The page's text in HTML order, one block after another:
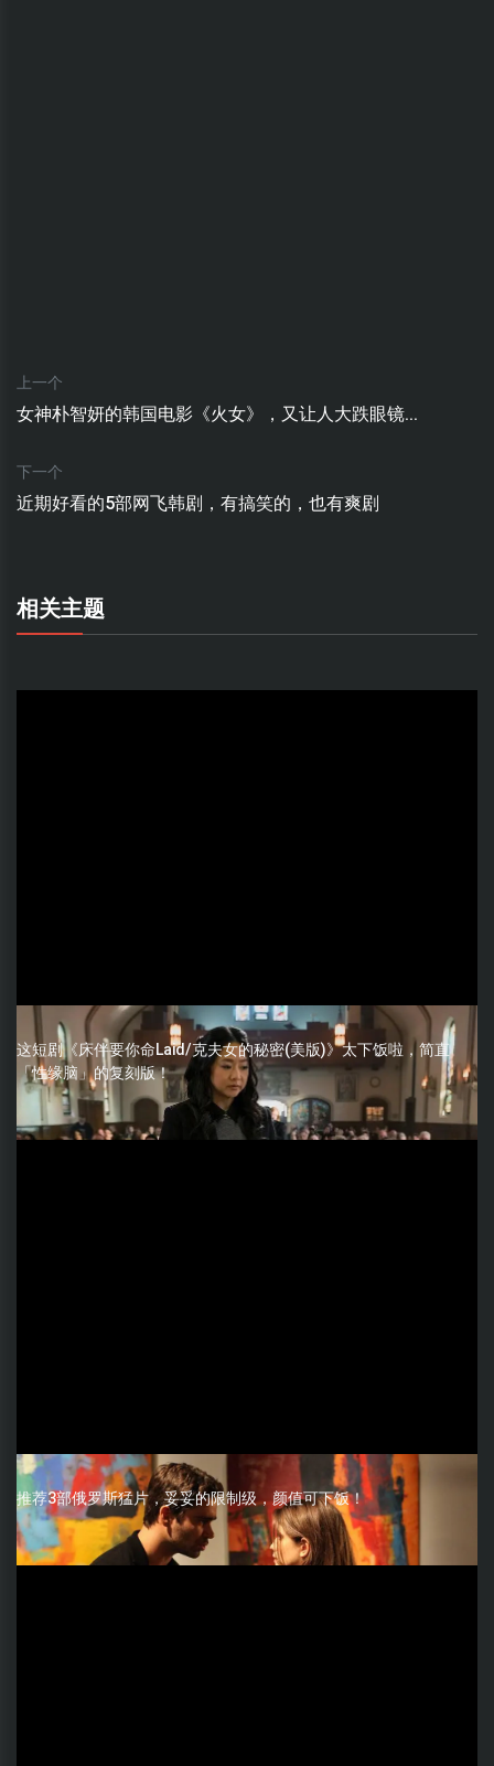
上一个
女神朴智妍的韩国电影《火女》，又让人大跌眼镜...
下一个
近期好看的5部网飞韩剧，有搞笑的，也有爽剧
相关主题
这短剧《床伴要你命Laid/克夫女的秘密(美版)》太下饭啦，简直
「性缘脑」的复刻版！
推荐3部俄罗斯猛片，妥妥的限制级，颜值可下饭！